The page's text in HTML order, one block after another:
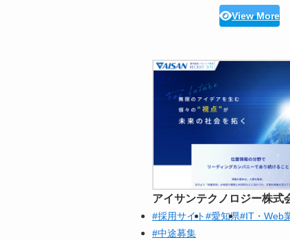
View More
アイサンテクノロジー株式
#採用サイト#愛知県#IT・Web
#中途募集